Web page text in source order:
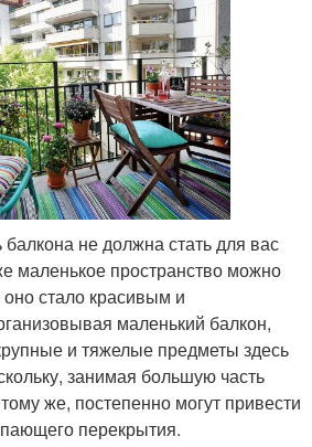
не должна стать для вас
маленькое пространство можно
стало красивым и
маленький балкон,
и тяжелые предметы здесь
занимая большую часть
же, постепенно могут привести
перекрытия.